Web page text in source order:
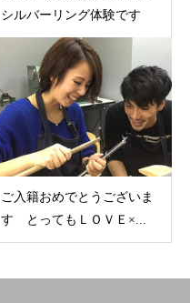
シルバーリング体験です
ご入籍おめでとうございま
す とってもＬＯＶＥ×...